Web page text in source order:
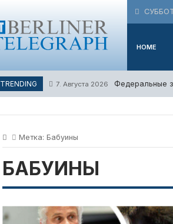
HOME
TRENDING 7. Августа 2026 Федеральные
Метка: Бабуины
БАБУИНЫ